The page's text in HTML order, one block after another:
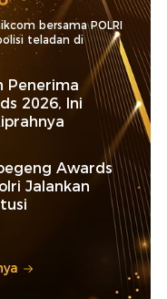
bersama POLRI
teladan di
Penerima
2026, Ini
Awards
Jalankan